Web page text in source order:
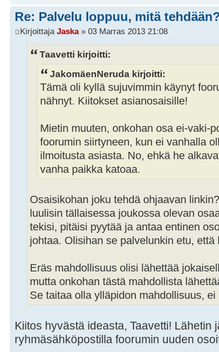
Re: Palvelu loppuu, mitä
Kirjoittaja Jaska» 03 Marras 2013 21:08
Taavetti kirjoitti:
JakomäenNeruda kirjoitti:
Tämä oli kyllä sujuvimmin käynyt
nähnyt. Kiitokset asianosaisille!
Mietin muuten, onkohan osa ei-vaki-
foorumin siirtyneen, kun ei vanhalla
ilmoitusta asiasta. No, ehkä he
vanha paikka katoaa.
Osaisikohan joku tehdä ohjaavan
luulisin tällaisessa joukossa olevan
tekisi, pitäisi pyytää ja antaa entinen
johtaa. Olisihan se palvelunkin etu,
Eräs mahdollisuus olisi lähettää
mutta onkohan tästä mahdollista
Se taitaa olla ylläpidon mahdollisuus, ei
Kiitos hyvästä ideasta, Taavetti! Lähetin
ryhmäsähköpostilla foorumin uuden